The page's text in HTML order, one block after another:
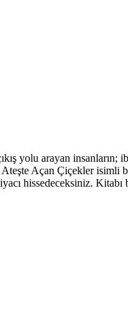
yolu arayan
Ateşte Açan Çiçekler
hissedeceksiniz.